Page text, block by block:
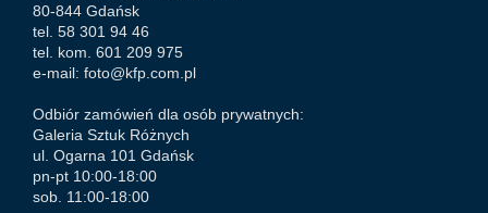
80-844 Gdańsk
tel. 58 301 94 46
tel. kom. 601 209 975
e-mail: foto@kfp.com.pl
Odbiór zamówień dla osób prywatnych:
Galeria Sztuk Różnych
ul. Ogarna 101 Gdańsk
pn-pt 10:00-18:00
sob. 11:00-18:00